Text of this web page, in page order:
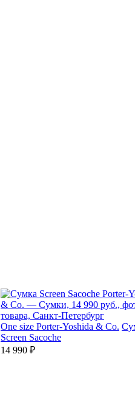
One size Porter-Yoshida & Co.
Screen Sacoche
14 990 ₽